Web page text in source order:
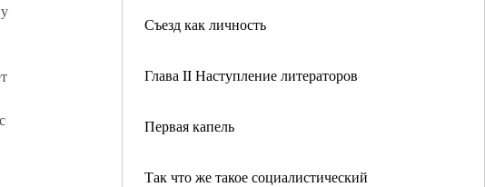
Съезд как личность
Глава II Наступление литераторов
Первая капель
Так что же такое социалистический